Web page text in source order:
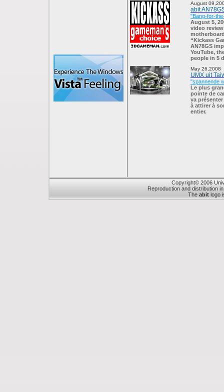
August
abit
"Bang-for-
August 5,
video
“Kickass
AN78GS
YouTube,
people in 5
May 26,2008
UMX uit
"spannende
Le plus
pointe de
va
à attirer à
entier.
Copyright© 2006
Reproduction and distribution
The abit logo